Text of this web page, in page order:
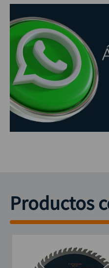
Productos